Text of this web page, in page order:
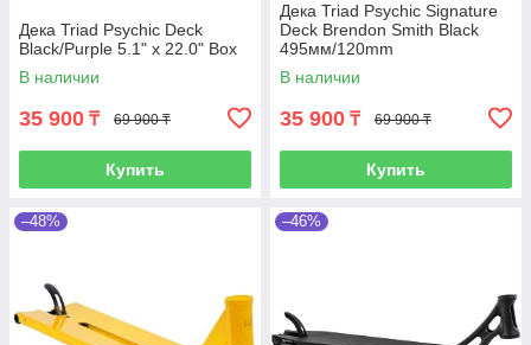
Дека Triad Psychic Deck
Black/Purple 5.1" x 22.0" Box
В наличии
35 900 ₸ 69 900 ₸
Купить
Дека Triad Psychic Signature
Deck Brendon Smith Black
495мм/120mm
В наличии
35 900 ₸ 69 900 ₸
Купить
–48% –46%